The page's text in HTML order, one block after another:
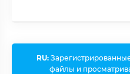
RU:
файлы и